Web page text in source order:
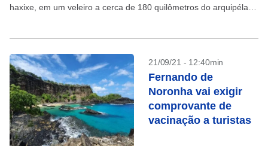
haxixe, em um veleiro a cerca de 180 quilômetros do arquipélago
21/09/21 - 12:40min
Fernando de
Noronha vai exigir
comprovante de
vacinação a turistas